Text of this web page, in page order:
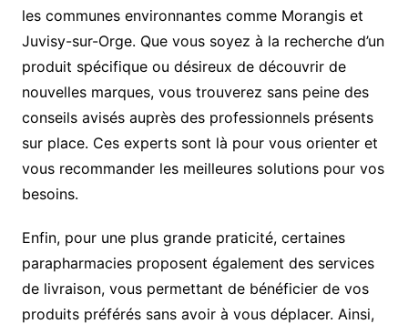
les communes environnantes comme Morangis et
Juvisy-sur-Orge. Que vous soyez à la recherche d’un
produit spécifique ou désireux de découvrir de
nouvelles marques, vous trouverez sans peine des
conseils avisés auprès des professionnels présents
sur place. Ces experts sont là pour vous orienter et
vous recommander les meilleures solutions pour vos
besoins.
Enfin, pour une plus grande praticité, certaines
parapharmacies proposent également des services
de livraison, vous permettant de bénéficier de vos
produits préférés sans avoir à vous déplacer. Ainsi,